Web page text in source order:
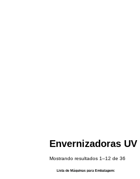
Envernizadoras UV
Mostrando resultados 1–12 de 36
Lista de Máquinas para Embalagem: